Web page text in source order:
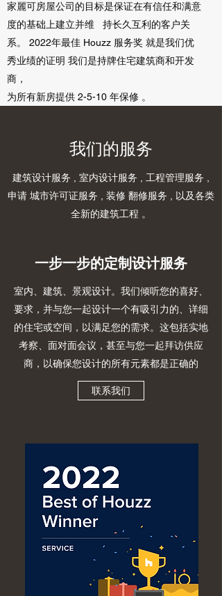
家麗可房屋公司的目标是保证在有信任和满意
度的基础上建立并维 持长久互利的客户关
系。 2022年最佳 Houzz 服务奖 就是我们优
秀业绩的证明 我们是持牌住宅建筑商和开发
商，
为所有新房提供 2-5-10 年保修 。
​我们的服务
建筑设计服务 , 室内设计服务 , 工程管理服务 ,
申请 城市许可证服务 , 装修 翻修服务 , 以及各类
全新的建筑工程 。
一步一步的定制设计服务
室内、建筑、景观设计。我们倾听您的喜好、
要求，并与您一起设计一个有吸引力的、详细
的住宅或空间，以满足您的需求。这包括实地
考察、面对面会议，甚至与您一起拜访供应
商，以确保您设计的所有元素都是正确的
联系我们